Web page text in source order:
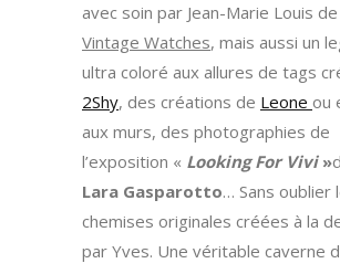
avec soin par Jean-Marie Louis de
Vintage Watches, mais aussi un
ultra coloré aux allures de tags
2Shy, des créations de Leone ou
aux murs, des photographies de
l’exposition « Looking For Vivi»
Lara Gasparotto… Sans oublier
chemises originales créées à la
par Yves. Une véritable caverne